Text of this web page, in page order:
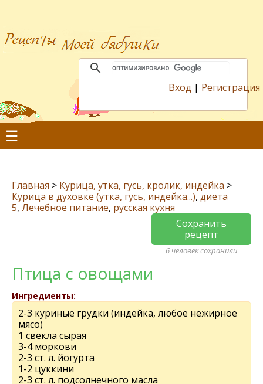
Вход | Регистрация
☰
Главная > Курица, утка, гусь, кролик, индейка >
Курица в духовке (утка, гусь, индейка...), диета
5, Лечебное питание, русская кухня
Сохранить
рецепт
6 человек сохранили
Птица с овощами
Ингредиенты:
2-3 куриные грудки (индейка, любое нежирное
мясо)
1 свекла сырая
3-4 моркови
2-3 ст. л. йогурта
1-2 цуккини
2-3 ст. л. подсолнечного масла